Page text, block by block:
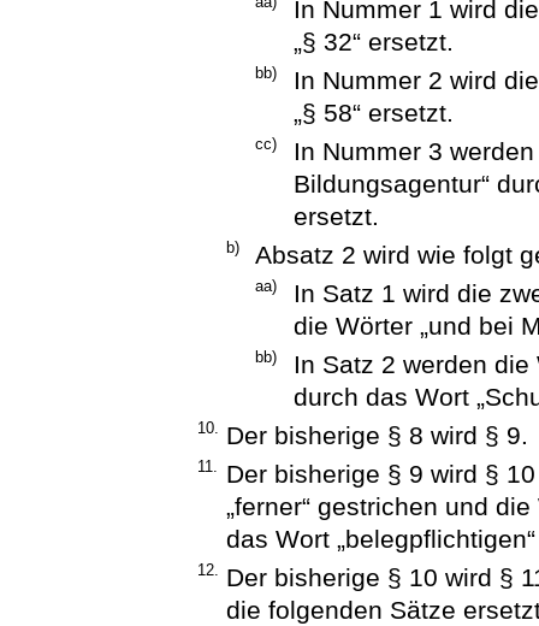
In Nummer 1 wird
„§ 32“ ersetzt.
bb)
In Nummer 2 wird
„§ 58“ ersetzt.
cc)
In Nummer 3
Bildungsagentur“
ersetzt.
b) Absatz 2 wird wie folgt
aa)
In Satz 1 wird die
die Wörter „und bei
bb)
In Satz 2 werden die
durch das Wort
10. Der bisherige § 8 wird § 9.
11.
Der bisherige § 9 wird §
„ferner“ gestrichen und
das Wort
12.
Der bisherige § 10 wird §
die folgenden Sätze